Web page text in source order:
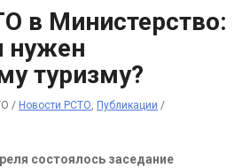
в Министерство:
нужен
туризму?
/ Новости РСТО, Публикации /
состоялось заседание